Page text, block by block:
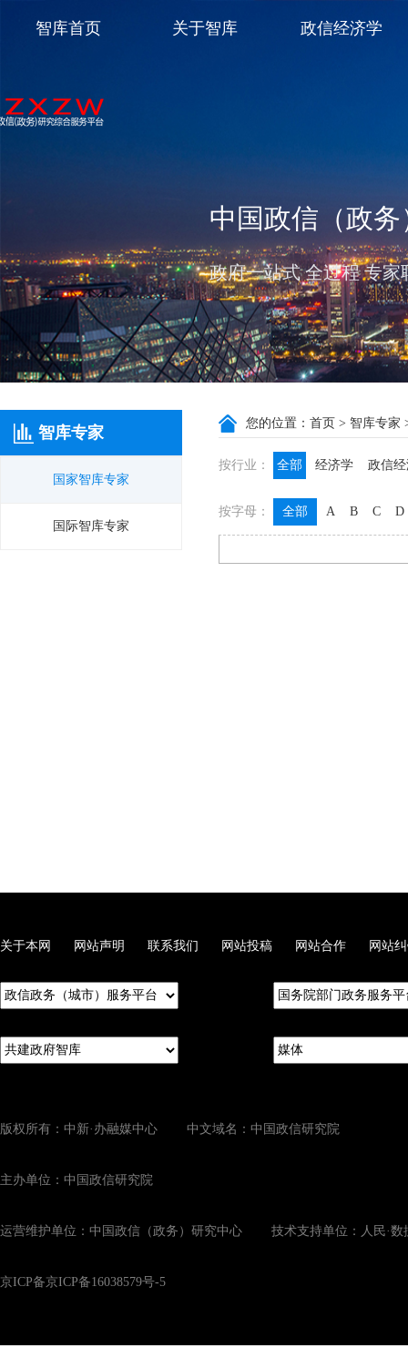
中国政信（政
政府一站式 全过程 专
智库首页 关于智库 政信经济学
智库专家
国家智库专家
国际智库专家
您的位置： 首页 > 智库专家
按行业： 全部 经济学
政信
膳食养生
名医西药
按字母： 全部 A B C D
关于本网 网站声明 联系我们 网站投稿 网站合作 网站
版权所有：中新·办融媒中心 中文域名：中国政信研究院
主办单位：中国政信研究院
运营维护单位：中国政信（政务）研究中心 技术支持单位：人民·数
京ICP备京ICP备16038579号-5